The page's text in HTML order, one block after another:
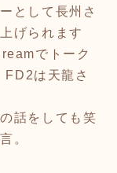
として長州さ
げられます
でトーク
FD2は天龍さ
話をしても笑
。